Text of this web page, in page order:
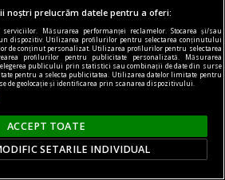
noștri prelucrăm datele pentru a oferi:
Măsurarea performanței reclamelor. Stocarea și/sau
dispozitiv. Utilizarea profilurilor pentru selectarea conținutului
de conținut personalizat. Utilizarea profilurilor pentru selectarea
profilurilor pentru publicitate personalizată. Măsurarea
publicului prin statistici sau combinații de date din surse
pentru a selecta publicitatea. Utilizarea datelor limitate pentru
de geolocație și identificarea prin scanarea dispozitivului.
ACCEPT TOATE
SETARILE INDIVIDUAL